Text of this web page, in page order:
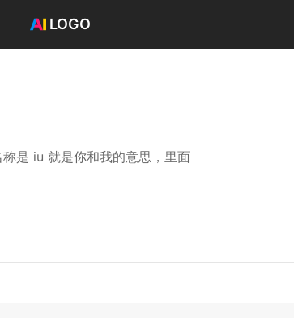
LOGO
登录 / 注册
思，里面